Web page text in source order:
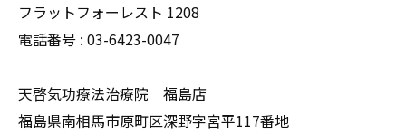
フラットフォーレスト 1208
電話番号 : 03-6423-0047
天啓気功療法治療院 福島店
福島県南相馬市原町区深野字宮平117番地